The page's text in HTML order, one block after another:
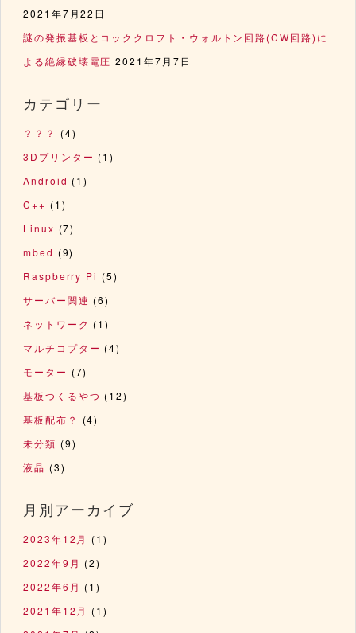
2021年7月22日
謎の発振基板とコッククロフト・ウォルトン回路(CW回路)に
よる絶縁破壊電圧 2021年7月7日
カテゴリー
？？？
(4)
3Dプリンター (1)
Android (1)
C++ (1)
Linux (7)
mbed (9)
Raspberry Pi (5)
サーバー関連 (6)
ネットワーク (1)
マルチコプター (4)
モーター (7)
基板つくるやつ (12)
基板配布？
(4)
未分類 (9)
液晶 (3)
月別アーカイブ
2023年12月 (1)
2022年9月 (2)
2022年6月 (1)
2021年12月 (1)